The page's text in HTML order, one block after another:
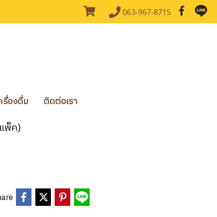
063-967-8715
รื่องดื่ม ติดต่อเรา
พ็ค)